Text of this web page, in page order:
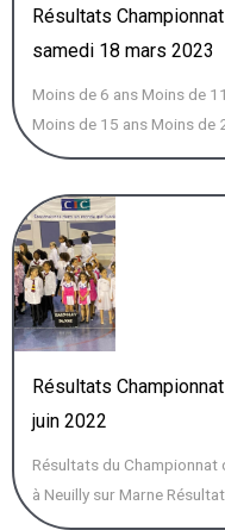
Résultats
samedi 18 mars 2023
Moins de 6 ans Moins de
Moins de 15 ans Moins de
Résultats
juin 2022
Résultats du Championnat
à Neuilly sur Marne